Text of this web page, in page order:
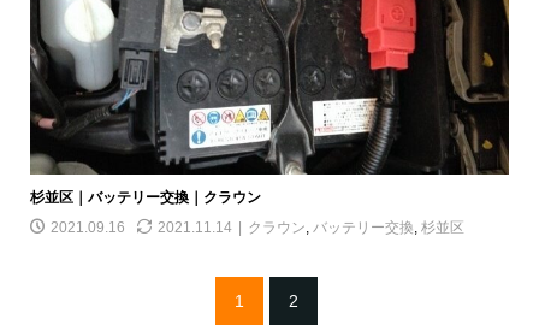
杉並区｜バッテリー交換｜クラウン
2021.09.16
2021.11.14 クラウン, バッテリー交換, 杉並区
1 2